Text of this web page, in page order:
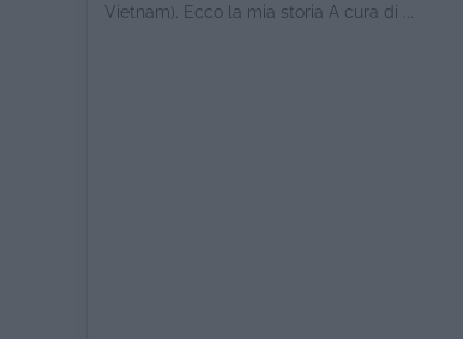
Vietnam). Ecco la mia storia A cura di ...